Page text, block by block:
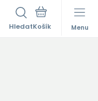
Hledat Menu